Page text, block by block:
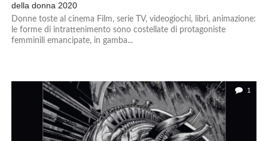
della donna 2020
Donne toste al cinema Film, serie TV, videogiochi, libri, animazione:
le forme di intrattenimento sono costellate di protagoniste
femminili emancipate, in gamba...
1